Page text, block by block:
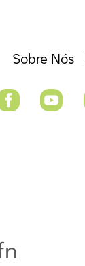
Sobre Nós